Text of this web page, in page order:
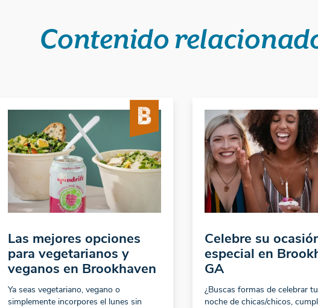
Contenido
Las mejores opciones
para vegetarianos y
veganos en Brookhaven
Ya seas vegetariano, vegano o
simplemente incorpores el lunes sin
Celebre su
especial en
GA
¿Buscas formas de celebrar
noche de chicas/chicos,